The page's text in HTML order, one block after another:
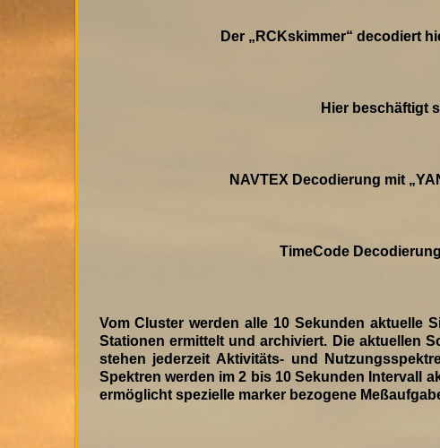
Der „RCKskimmer“ decodiert
Hier beschäftigt
NAVTEX Decodierung mit
TimeCode
Vom Cluster werden alle 10 Sekunden aktuelle
Stationen ermittelt und archiviert. Die aktuellen
stehen jederzeit Aktivitäts- und
Spektren werden im 2 bis 10 Sekunden Intervall
ermöglicht spezielle marker bezogene